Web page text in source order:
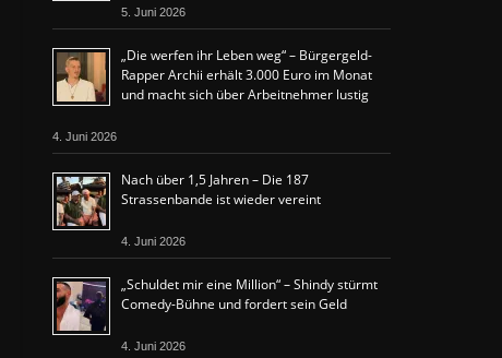
5. Juni 2026
„Die werfen ihr Leben weg“ – Bürgergeld-
Rapper Archii erhält 3.000 Euro im Monat
und macht sich über Arbeitnehmer lustig
4. Juni 2026
Nach über 1,5 Jahren – Die 187
Strassenbande ist wieder vereint
4. Juni 2026
„Schuldet mir eine Million“ – Shindy stürmt
Comedy-Bühne und fordert sein Geld
4. Juni 2026